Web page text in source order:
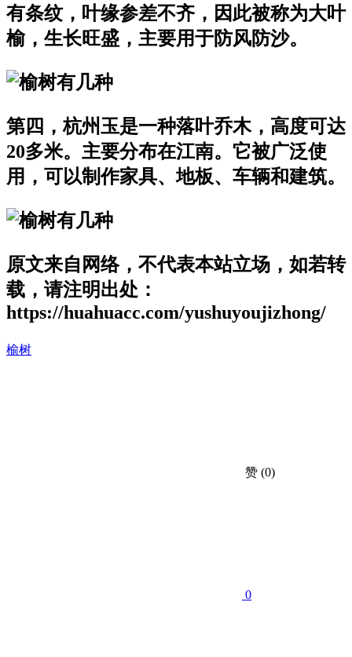
有条纹，叶缘参差不齐，因此被称为大叶
榆，生长旺盛，主要用于防风防沙。
第四，杭州玉是一种落叶乔木，高度可达
20多米。主要分布在江南。它被广泛使
用，可以制作家具、地板、车辆和建筑。
原文来自网络，不代表本站立场，如若转
载，请注明出处：
https://huahuacc.com/yushuyoujizhong/
榆树
赞 (0)
0